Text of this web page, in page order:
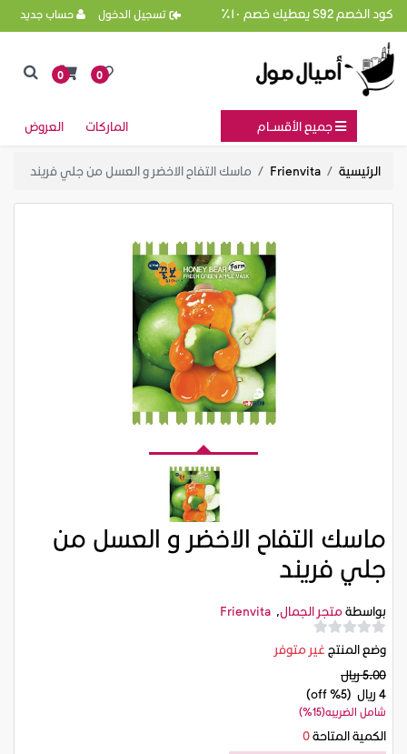
كود الخصم S92 يعطيك خصم ١٠٪ تسجيل الدخول حساب جديد
0
0
جميع الأقســام الماركات العروض
الرئيسية Frienvita ماسك التفاح الاخضر و العسل من جلي فريند
ماسك التفاح الاخضر و العسل من
جلي فريند
بواسطةمتجر الجمال,
Frienvita
وضع المنتج غير متوفر
5.00 ريال
4 ريال
(5% off)
شامل الضريبه(15%)
الكمية المتاحة0